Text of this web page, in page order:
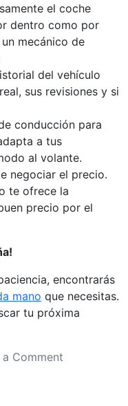
el coche
dentro como por
mecánico de
del vehículo
sus revisiones y si
conducción para
a tus
al volante.
negociar el precio.
te ofrece la
precio por el
encontrarás
mano que necesitas.
tu próxima
a Comment